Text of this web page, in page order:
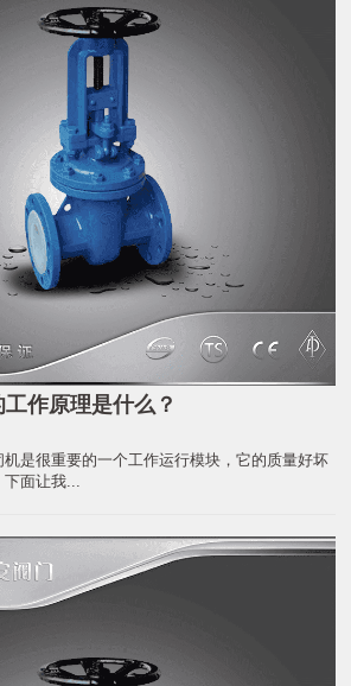
作原理是什么？
是很重要的一个工作运行模块，它的质量好坏
面让我...